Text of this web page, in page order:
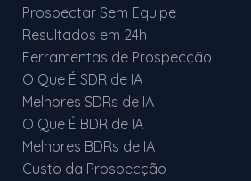
Prospectar Sem Equipe
Resultados em 24h
Ferramentas de Prospecção
O Que É SDR de IA
Melhores SDRs de IA
O Que É BDR de IA
Melhores BDRs de IA
Custo da Prospecção